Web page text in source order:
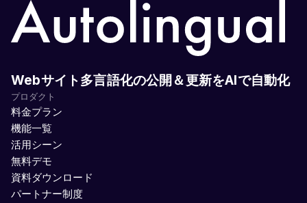
Webサイト多言語化の公開＆更新をAIで自動化
プロダクト
料金プラン
機能一覧
活用シーン
無料デモ
資料ダウンロード
パートナー制度